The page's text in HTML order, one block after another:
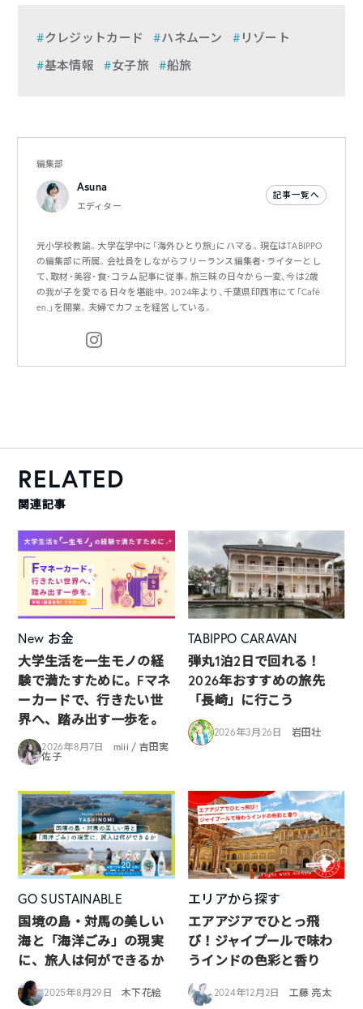
クレジットカード ハネムーン
リゾート
基本情報
女子旅 船旅
編集部
Asuna
エディター
記事一覧へ
元小学校教諭。大学在学中に「海外ひとり旅」にハマる。現在はTABIPPO
の編集部に所属。会社員をしながらフリーランス編集者・ライターとし
て、取材・美容・食・コラム記事に従事。旅三昧の日々から一変、今は2歳
の我が子を愛でる日々を堪能中。2024年より、千葉県印西市にて「Café
en.」を開業。夫婦でカフェを経営している。
RELATED
関連記事
New お金
大学生活を一生モノの経
験で満たすために。Fマネ
ーカードで、行きたい世
界へ、踏み出す一歩を。
2026年8月7日
miii / 吉田実
佐子
TABIPPO CARAVAN
弾丸1泊2日で回れる！
2026年おすすめの旅先
「長崎」に行こう
2026年3月26日 岩田壮
GO SUSTAINABLE
国境の島・対馬の美しい
海と「海洋ごみ」の現実
に、旅人は何ができるか
2025年8月29日 木下花絵
エリアから探す
エアアジアでひとっ飛
び！ジャイプールで味わ
うインドの色彩と香り
2024年12月2日 工藤 亮太